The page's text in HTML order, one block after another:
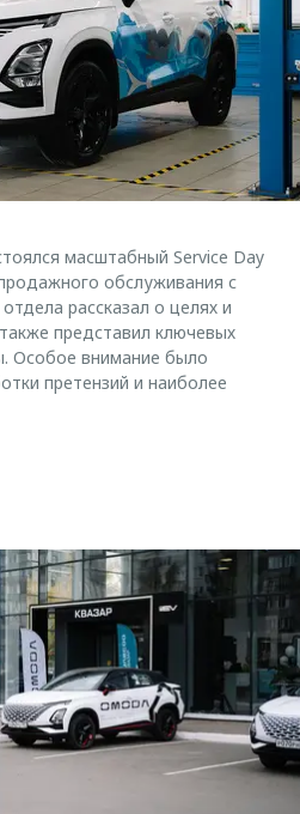
масштабный Service Day
обслуживания с
рассказал о целях и
представил ключевых
Особое внимание было
претензий и наиболее